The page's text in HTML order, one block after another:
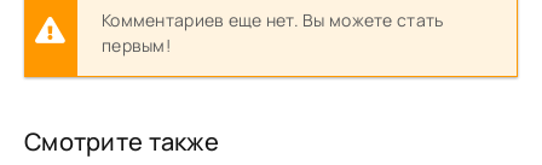
Комментариев еще нет. Вы можете стать
первым!
Смотрите также